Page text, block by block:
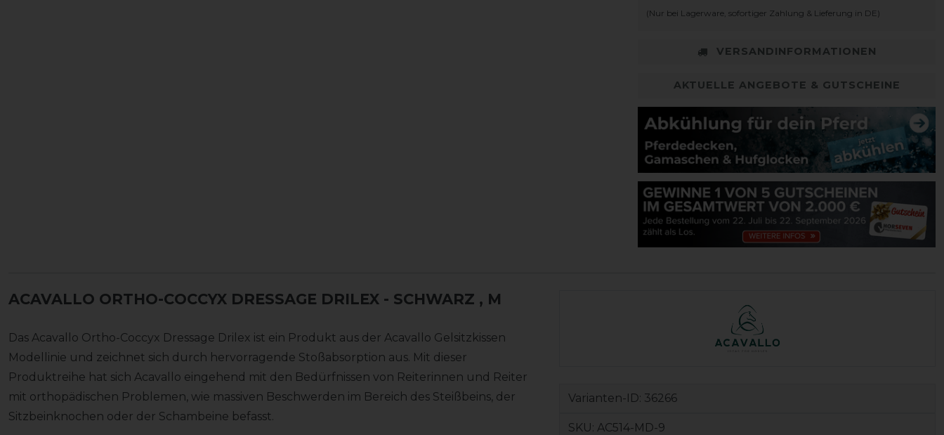
(Nur bei Lagerware, sofortiger Zahlung & Lieferung in DE)
VERSANDINFORMATIONEN
AKTUELLE ANGEBOTE & GUTSCHEINE
ACAVALLO ORTHO-COCCYX DRESSAGE DRILEX - SCHWARZ , M
Das Acavallo Ortho-Coccyx Dressage Drilex ist ein Produkt aus der Acavallo Gelsitzkissen
Modellinie und zeichnet sich durch hervorragende Stoßabsorption aus. Mit dieser
Produktreihe hat sich Acavallo eingehend mit den Bedürfnissen von Reiterinnen und Reiter
mit orthopädischen Problemen, wie massiven Beschwerden im Bereich des Steißbeins, der
Sitzbeinknochen oder der Schambeine befasst.
Varianten-ID: 36266
SKU: AC514-MD-9